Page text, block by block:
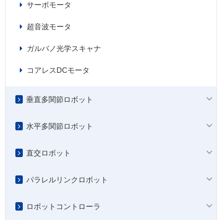
サーボモータ
超音波モータ
ガルバノ光学スキャナ
コアレスDCモータ
垂直多関節ロボット
水平多関節ロボット
直交ロボット
パラレルリンクロボット
ロボットコントローラ